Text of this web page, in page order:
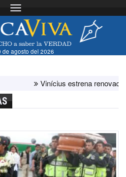
Toggle navigation
de agosto del 2026
Vinícius estrena renovación